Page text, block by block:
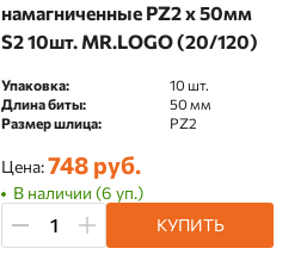
намагниченные PZ2 х 50мм
S2 10шт. MR.LOGO (20/120)
Упаковка:
10 шт.
Длина биты:
50 мм
Размер шлица:
PZ2
Цена:748 руб.
В наличии (6 уп.)
КУПИТЬ